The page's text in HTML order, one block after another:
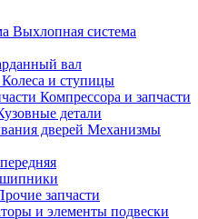
Выхлопная система
вал
Колеса и ступицы
Компрессора и запчасти
детали
Механизмы
запчасти